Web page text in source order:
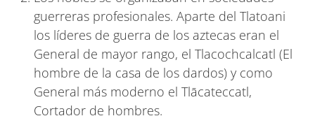
guerreras profesionales. Aparte del Tlatoani
los líderes de guerra de los aztecas eran el
General de mayor rango, el Tlacochcalcatl (El
hombre de la casa de los dardos) y como
General más moderno el Tlācateccatl,
Cortador de hombres.